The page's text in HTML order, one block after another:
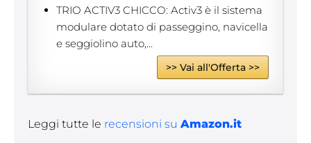
TRIO ACTIV3 CHICCO: Activ3 è il sistema
modulare dotato di passeggino, navicella
e seggiolino auto,...
>> Vai all'Offerta >>
Leggi tutte le recensioni su Amazon.it